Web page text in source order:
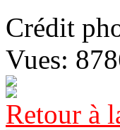
Crédit
Vues:
Retour à